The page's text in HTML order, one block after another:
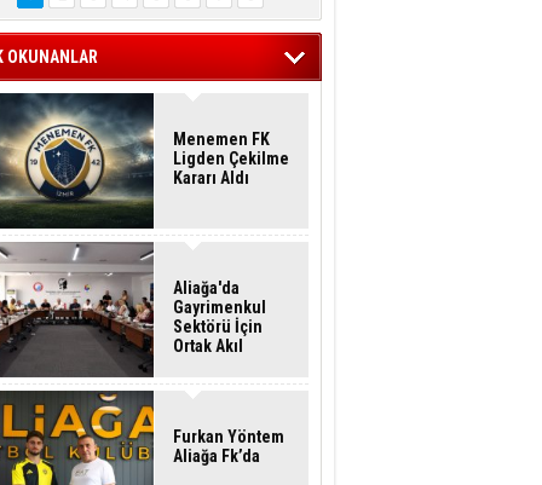
OKUNANLAR
Menemen FK
Ligden Çekilme
Kararı Aldı
Aliağa'da
Gayrimenkul
Sektörü İçin
Ortak Akıl
Furkan Yöntem
Aliağa Fk’da